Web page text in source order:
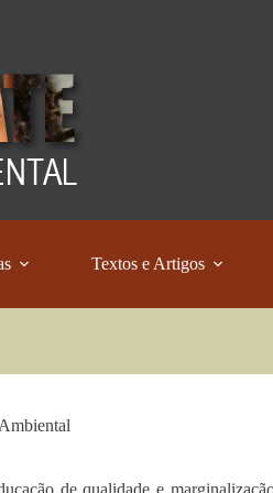
Textos e Artigos
de qualidade e